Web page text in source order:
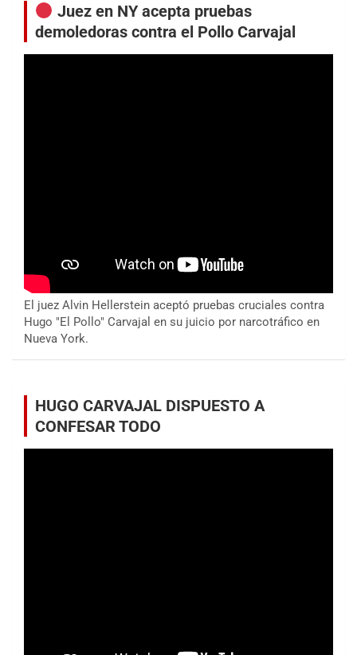
Juez en NY acepta pruebas
demoledoras contra el Pollo Carvajal
El juez Alvin Hellerstein aceptó pruebas cruciales contra
Hugo "El Pollo" Carvajal en su juicio por narcotráfico en
Nueva York.
HUGO CARVAJAL DISPUESTO A
CONFESAR TODO